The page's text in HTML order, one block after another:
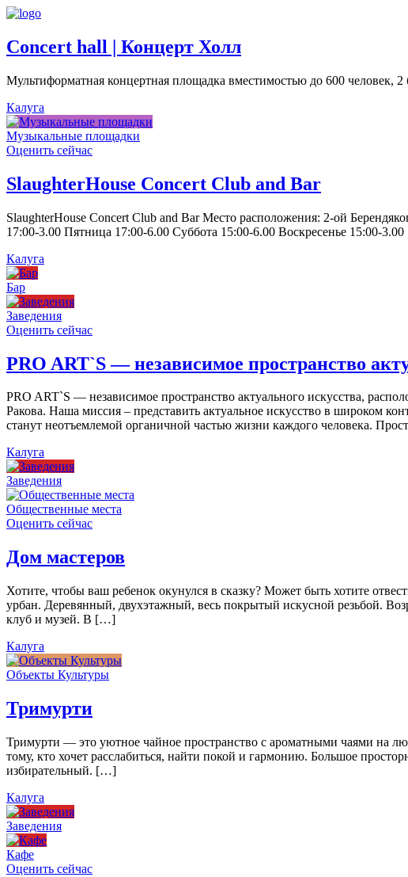
Concert hall | Концерт Холл
Мультиформатная концертная площадка вместимостью до 600 человек,
Калуга
Музыкальные площадки
Оценить сейчас
SlaughterHouse Concert Club and Bar
SlaughterHouse Concert Club and Bar Место расположения: 2-ой
17:00-3.00 Пятница 17:00-6.00 Суббота 15:00-6.00 Воскресенье 15:00-3.00
Калуга
Бар
Заведения
Оценить сейчас
PRO ART`S — независимое пространство
PRO ART`S — независимое пространство актуального искусства,
Ракова. Наша миссия – представить актуальное искусство в широком
станут неотъемлемой органичной частью жизни каждого человека.
Калуга
Заведения
Общественные места
Оценить сейчас
Дом мастеров
Хотите, чтобы ваш ребенок окунулся в сказку? Может быть хотите
урбан. Деревянный, двухэтажный, весь покрытый искусной резьбой.
клуб и музей. В […]
Калуга
Объекты Культуры
Тримурти
Тримурти — это уютное чайное пространство с ароматными чаями на
тому, кто хочет расслабиться, найти покой и гармонию. Большое
избирательный. […]
Калуга
Заведения
Кафе
Оценить сейчас